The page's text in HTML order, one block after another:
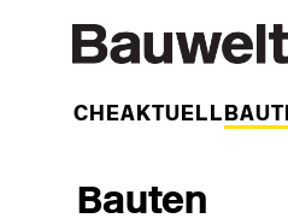
WOCHEAKTUELL
Bauten